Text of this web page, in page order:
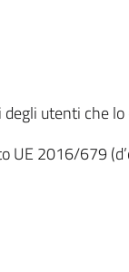
utenti che
2016/679